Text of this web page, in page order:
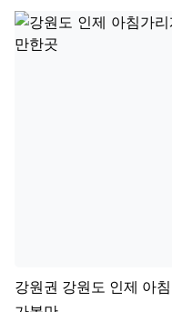
강원권 강원도 인제 아